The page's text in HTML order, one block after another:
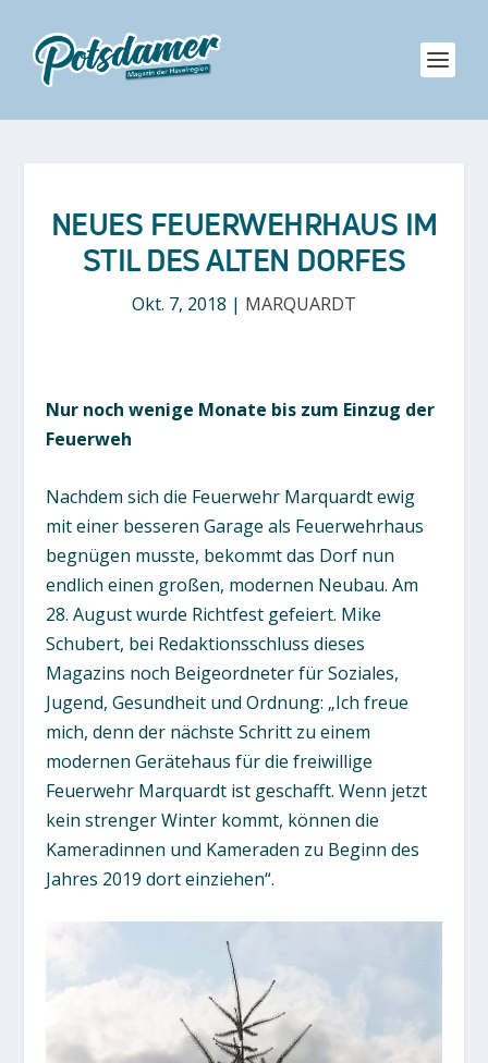
NEUES FEUERWEHRHAUS IM
STIL DES ALTEN DORFES
Okt. 7, 2018 | MARQUARDT
Nur noch wenige Monate bis zum Einzug der
Feuerweh
Nachdem sich die Feuerwehr Marquardt ewig
mit einer besseren Garage als Feuerwehrhaus
begnügen musste, bekommt das Dorf nun
endlich einen großen, modernen Neubau. Am
28. August wurde Richtfest gefeiert. Mike
Schubert, bei Redaktionsschluss dieses
Magazins noch Beigeordneter für Soziales,
Jugend, Gesundheit und Ordnung: „Ich freue
mich, denn der nächste Schritt zu einem
modernen Gerätehaus für die freiwillige
Feuerwehr Marquardt ist geschafft. Wenn jetzt
kein strenger Winter kommt, können die
Kameradinnen und Kameraden zu Beginn des
Jahres 2019 dort einziehen“.